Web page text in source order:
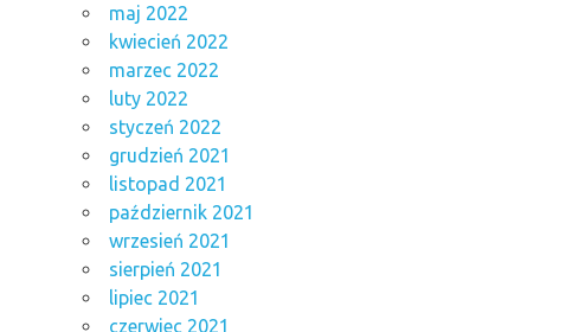
maj 2022
kwiecień 2022
marzec 2022
luty 2022
styczeń 2022
grudzień 2021
listopad 2021
październik 2021
wrzesień 2021
sierpień 2021
lipiec 2021
czerwiec 2021